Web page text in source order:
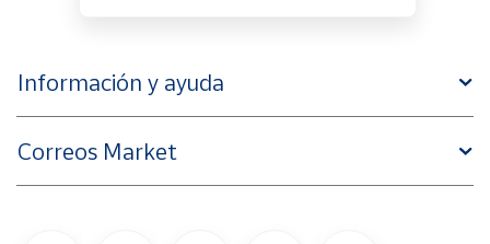
Información y ayuda
Correos Market